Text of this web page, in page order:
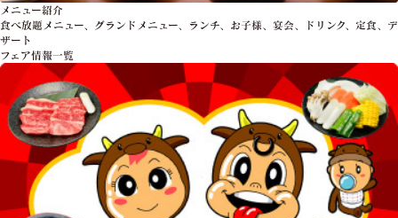
メニュー紹介
食べ放題メニュー、グランドメニュー、ランチ、お子様、宴会、ドリンク、定食、デ
ザート
フェア情報一覧